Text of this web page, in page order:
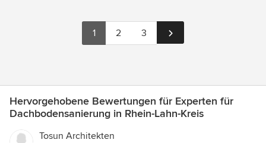
1 2 3
Hervorgehobene Bewertungen für Experten für
Dachbodensanierung in Rhein-Lahn-Kreis
Tosun Architekten